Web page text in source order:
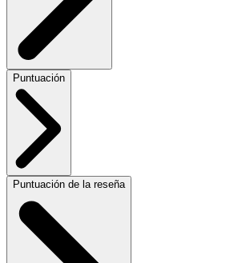
Puntuación
Puntuación de la reseña